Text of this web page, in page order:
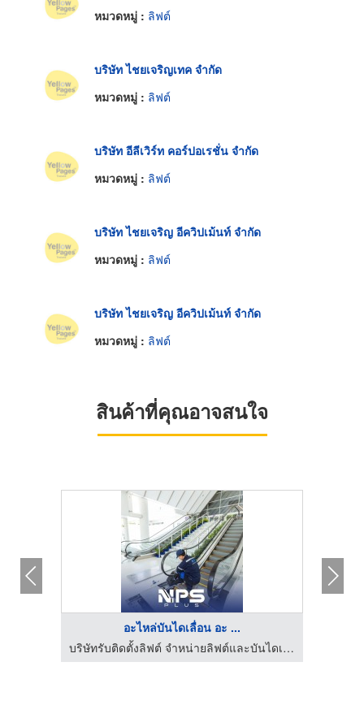
หมวดหมู่ : ลิฟต์
บริษัท ไชยเจริญเทค จำกัด
หมวดหมู่ : ลิฟต์
บริษัท อีลีเวิร์ท คอร์ปอเรชั่น จำกัด
หมวดหมู่ : ลิฟต์
บริษัท ไชยเจริญ อีควิปเม้นท์ จำกัด
หมวดหมู่ : ลิฟต์
บริษัท ไชยเจริญ อีควิปเม้นท์ จำกัด
หมวดหมู่ : ลิฟต์
สินค้าที่คุณอาจสนใจ
อะไหล่บันไดเลื่อน อะ ...
บริษัทรับติดตั้งลิฟต์ จำหน่ายลิฟต์และบันไดเลื่อน | NPS PLUS